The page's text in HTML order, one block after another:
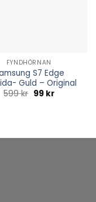
FYNDHÖRNAN
S7 Edge
Guld – Original
599kr Det
99 krDet